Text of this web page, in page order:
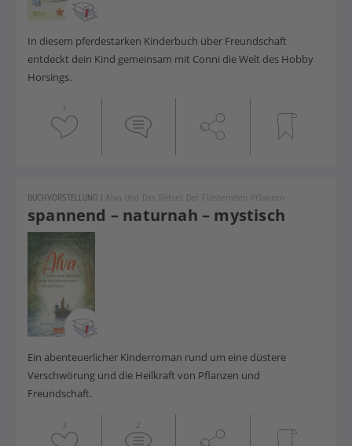
In diesem pferdestarken Kinderbuch über Freundschaft
entdeckt dein Kind gemeinsam mit Conni die Welt des Hobby
Horsings.
1
spannend – naturnah – mystisch
BUCHVORSTELLUNG | Alva Und Das Rätsel Der Flüsternden Pflanzen
Ein abenteuerlicher Kinderroman rund um eine düstere
Verschwörung und die Heilkraft von Pflanzen und
Freundschaft.
3 2